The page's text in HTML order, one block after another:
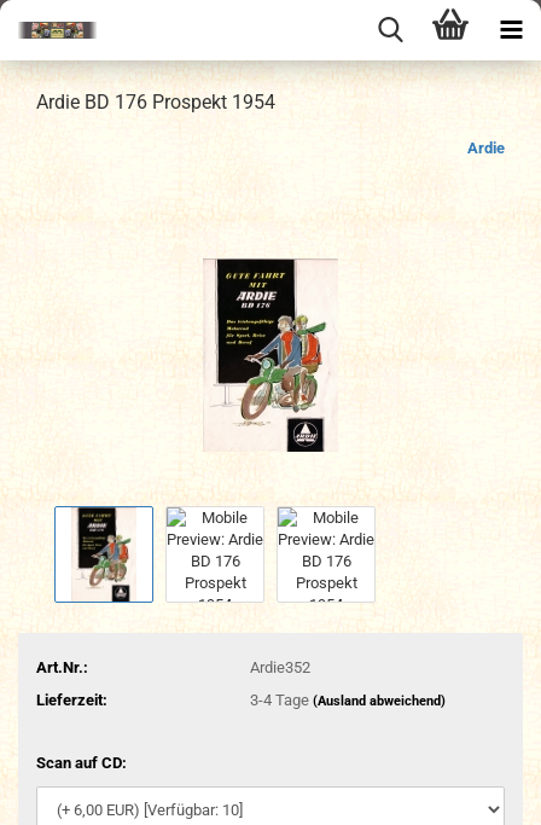
Ardie BD 176 Prospekt 1954
Ardie
Art.Nr.:
Ardie352
Lieferzeit:
3-4 Tage (Ausland abweichend)
Scan auf CD: